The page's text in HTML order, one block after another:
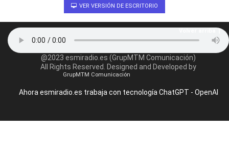
VER VERSIÓN DE ESCRITORIO
@2023 esmiradio.es (GrupMTM Comunicación)
All Rights Reserved. Designed and Developed by
GrupMTM Comunicación
Ahora esmiradio.es trabaja con tecnología ChatGPT - OpenAI